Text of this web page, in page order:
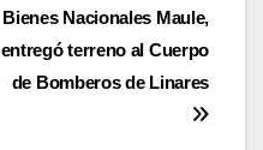
Bienes Nacionales Maule,
entregó terreno al Cuerpo
de Bomberos de Linares